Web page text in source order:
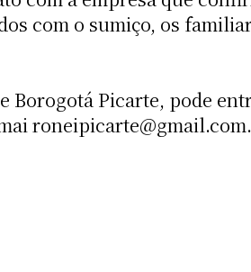
com o sumiço, os
Borogotá Picarte, pode
roneipicarte@gmail.com.